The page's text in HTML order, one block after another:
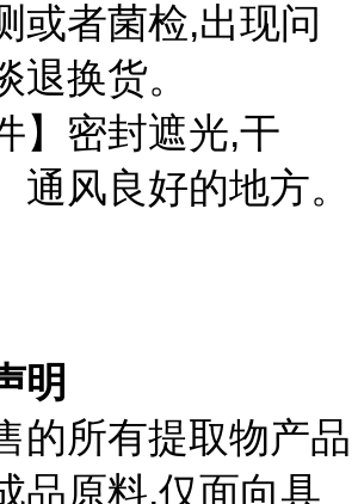
或者菌检,出现问
退换货。
】密封遮光,干
通风良好的地方。
明
的所有提取物产品
品原料,仅面向具